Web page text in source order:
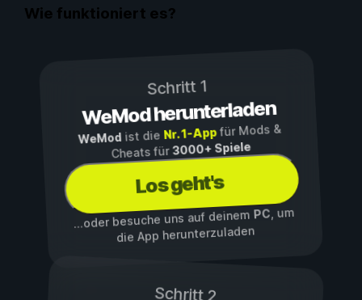
Wie funktioniert es?
Schritt 1
WeMod herunterladen
WeMod ist die Nr. 1-Appfür Mods &
Cheats für3000+ Spiele
Los geht's
...oder besuche uns auf deinemPC, um
die App herunterzuladen
Schritt 2